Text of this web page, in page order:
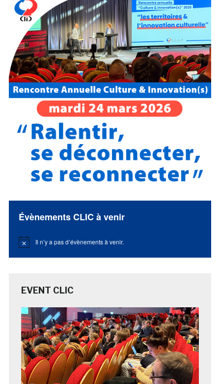
Évènements CLIC à venir
Notice Il n’y a pas d’évènements à venir.
EVENT CLIC